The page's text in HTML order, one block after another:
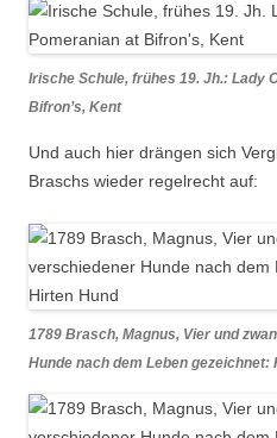
Irische Schule, frühes 19. Jh.: Lady
Bifron’s, Kent
Und auch hier drängen sich
Braschs wieder regelrecht auf:
1789 Brasch, Magnus, Vier und
Hunde nach dem Leben gezeichnet: